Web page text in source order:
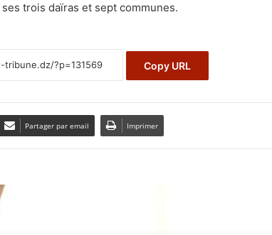
trois daïras et sept communes.
Copy URL
Partager par email Imprimer
le suivant